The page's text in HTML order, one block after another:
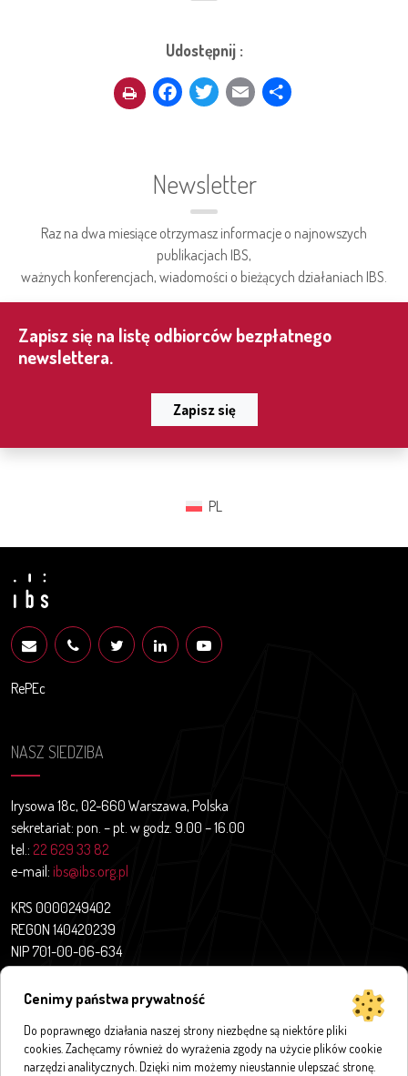
Udostępnij :
Facebook
Twitter
Email
Newsletter
Raz na dwa miesiące otrzymasz informacje o najnowszych
publikacjach IBS,
ważnych konferencjach, wiadomości o bieżących działaniach IBS.
Zapisz się na listę odbiorców bezpłatnego
newslettera.
Zapisz się
Cenimy państwa prywatność
Do poprawnego działania naszej strony niezbędne są niektóre pliki
cookies. Zachęcamy również do wyrażenia zgody na użycie plików cookie
narzędzi analitycznych. Dzięki nim możemy nieustannie ulepszać stronę.
PL
RePEc
NASZ SIEDZIBA
Irysowa 18c, 02-660 Warszawa, Polska
sekretariat: pon. – pt. w godz. 9.00 – 16.00
tel.: 22 629 33 82
e-mail: ibs@ibs.org.pl
KRS 0000249402
REGON 140420239
NIP 701-00-06-634
O nas
Projekty badawcze
Publikacje